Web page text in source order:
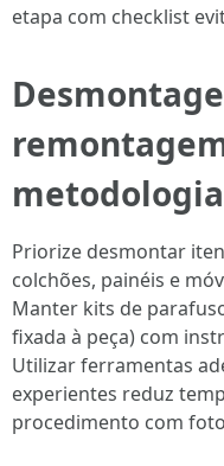
etapa com checklist
metodologia
Priorize desmontar
colchões, painéis e
Manter kits de
fixada à peça) com
Utilizar ferramentas
experientes reduz
procedimento com